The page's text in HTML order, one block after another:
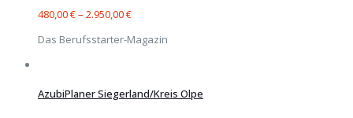
480,00€– 2.950,00€
Das Berufsstarter-Magazin
AzubiPlaner Siegerland/Kreis Olpe